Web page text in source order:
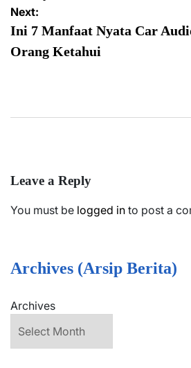
Next:
Ini 7 Manfaat Nyata Car
Orang Ketahui
Leave a Reply
You must be logged in to post a
Archives (Arsip Berita)
Archives